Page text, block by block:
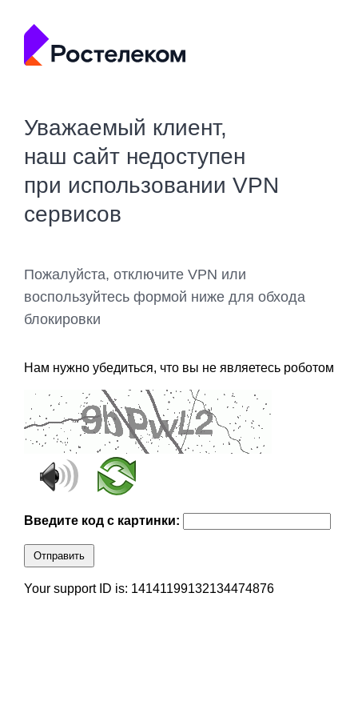
Уважаемый клиент,
наш сайт недоступен
при использовании VPN
сервисов
Пожалуйста, отключите VPN или
воспользуйтесь формой ниже для обхода
блокировки
Нам нужно убедиться, что вы не являетесь роботом
Введите код с картинки:
Отправить
Your support ID is: 14141199132134474876